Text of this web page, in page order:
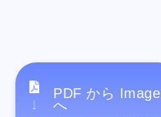
PDF から Image
へ